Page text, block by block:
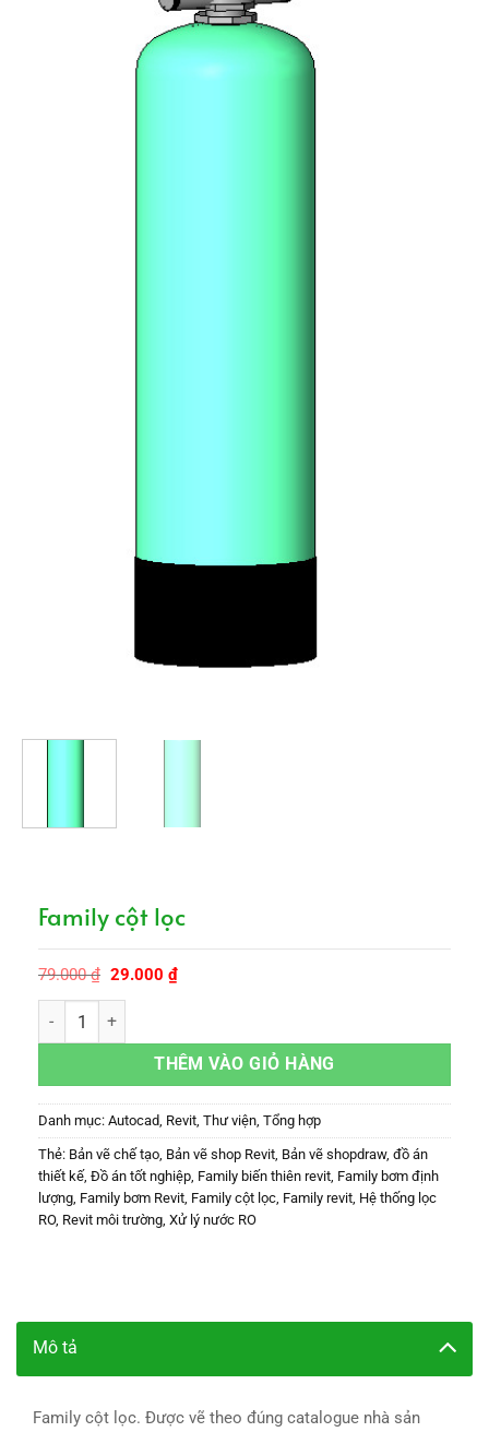
Family cột lọc
79.000₫ Giá
là:
79.000 ₫.
29.000 ₫Giá
29.000 ₫.
Family cột lọc số lượng
THÊM VÀO GIỎ HÀNG
Danh mục: Autocad, Revit, Thư viện, Tổng hợp
Thẻ: Bản vẽ chế tạo, Bản vẽ shop Revit, Bản vẽ shopdraw, đồ án
thiết kế, Đồ án tốt nghiệp, Family biến thiên revit, Family bơm định
lượng, Family bơm Revit, Family cột lọc, Family revit, Hệ thống lọc
RO, Revit môi trường, Xử lý nước RO
Mô tả
Family cột lọc. Được vẽ theo đúng catalogue nhà sản